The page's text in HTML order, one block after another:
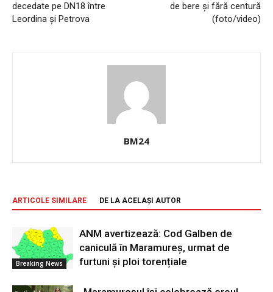
decedate pe DN18 între
Leordina și Petrova
de bere și fără centură
(foto/video)
BM24
ARTICOLE SIMILARE DE LA ACELAȘI AUTOR
Breaking News
ANM avertizează: Cod Galben de
caniculă în Maramureș, urmat de
furtuni și ploi torențiale